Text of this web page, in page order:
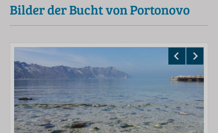
Bilder der Bucht von Portonovo